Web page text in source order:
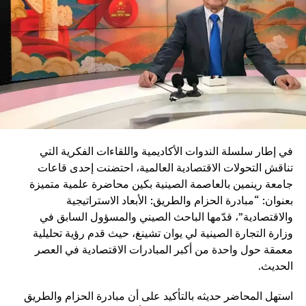
في إطار سلسلة الندوات الأكاديمية واللقاءات الفكرية التي
تناقش التحولات الاقتصادية العالمية، احتضنت إحدى قاعات
جامعة رينمين بالعاصمة الصينية بكين محاضرة علمية متميزة
بعنوان: “مبادرة الحزام والطريق: الأبعاد الاستراتيجية
والاقتصادية”، قدّمها الباحث الصيني والمسؤول السابق في
وزارة التجارة الصينية لي يوان تشينغ، حيث قدم رؤية تحليلية
معمقة حول واحدة من أكبر المبادرات الاقتصادية في العصر
الحديث.
استهل المحاضر حديثه بالتأكيد على أن مبادرة الحزام والطريق